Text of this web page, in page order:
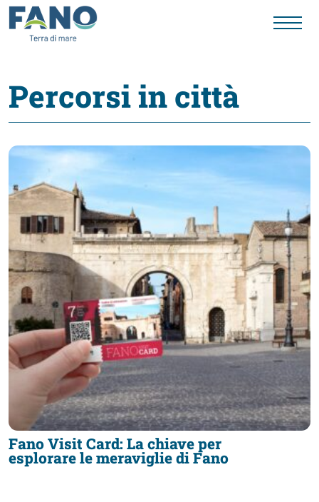
Fano
Visit
Card
Cose
da
fare
Percorsi
storici
Enogastronomia
Percorsi in città
Fano Visit Card: La chiave per
esplorare le meraviglie di Fano